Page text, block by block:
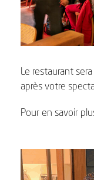
Le restaurant
après votre
Pour en savoir